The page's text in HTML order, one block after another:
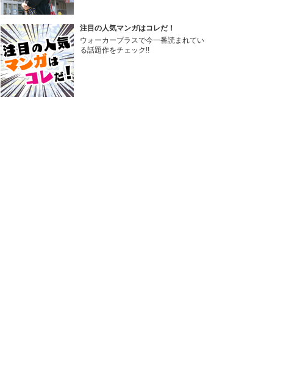
注目の人気マンガはコレだ！
ウォーカープラスで今一番読まれてい
る話題作をチェック!!